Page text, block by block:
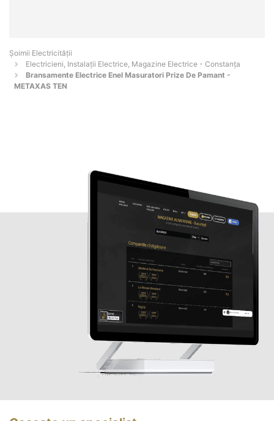
Șoimii Electricității
Electricieni, Instalații Electrice, Magazine Electrice - Constanţa
Bransamente Electrice Enel Masuratori Prize De Pamant -
METAXAS TEN